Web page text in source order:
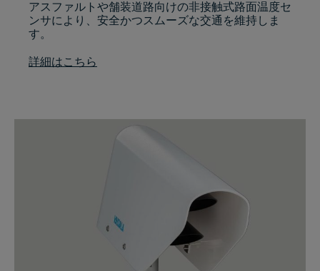
アスファルトや舗装道路向けの非接触式路面温度セ
ンサにより、安全かつスムーズな交通を維持しま
す。
詳細はこちら